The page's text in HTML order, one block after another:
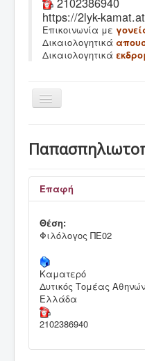
https://2lyk-
Επικοινωνία με
Δικαιολογητικά
Δικαιολογητικά
Εναλλαγή
Δράσεις, εκδρομές &
Μαθητές
Εκπαιδευτικοί
Έντυπα
Σύλλογος γονέων &
Επαφή
Θέση:
Φιλόλογος ΠΕ02
Καματερό
Δυτικός Τομέας Αθηνών
Ελλάδα
2102386940